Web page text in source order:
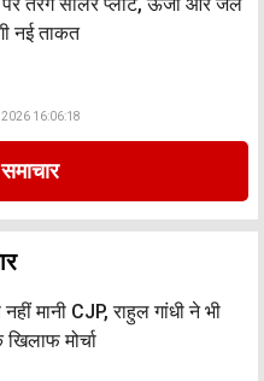
नई ताकत
16:06:18
मानी CJP, राहुल गांधी ने भी
मोर्चा